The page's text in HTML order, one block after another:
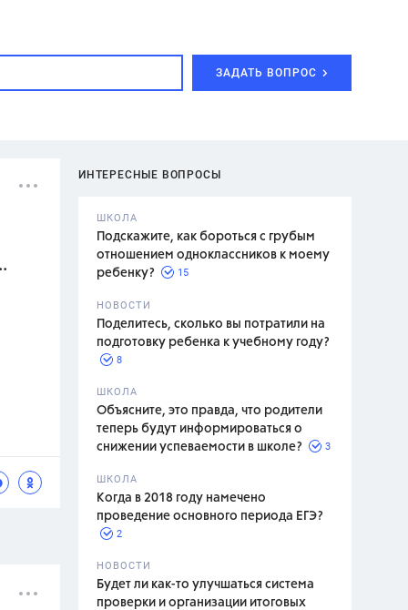
ЗАДАТЬ ВОПРОС
ИНТЕРЕСНЫЕ ВОПРОСЫ
ШКОЛА
Подскажите, как бороться с грубым
отношением одноклассников к моему
ребенку?
15
НОВОСТИ
Поделитесь, сколько вы потратили на
подготовку ребенка к учебному году?
8
ШКОЛА
Объясните, это правда, что родители
теперь будут информироваться о
снижении успеваемости в школе?
3
ШКОЛА
Когда в 2018 году намечено
проведение основного периода ЕГЭ?
2
НОВОСТИ
Будет ли как-то улучшаться система
проверки и организации итоговых